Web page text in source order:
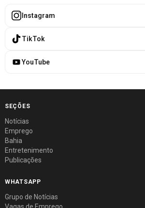
Instagram
TikTok
YouTube
SEÇÕES
Notícias
Emprego
Bahia
Entretenimento
Publicações
WHATSAPP
Grupo de Notícias